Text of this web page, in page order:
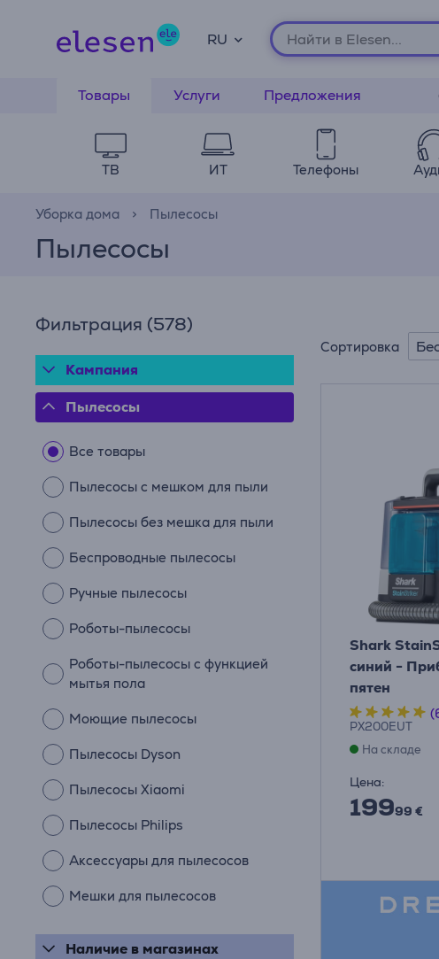
RU
Товары Услуги Предложения
ТВ ИТ Телефоны
Уборка дома Пылесосы
Пылесосы
Фильтрация (578)
Кампания
Пылесосы
Все товары
Пылесосы с мешком для пыли
Пылесосы без мешка для пыли
Беспроводные пылесосы
Ручные пылесосы
Роботы-пылесосы
Роботы-пылесосы с функцией
мытья пола
Моющие пылесосы
Пылесосы Dyson
Пылесосы Xiaomi
Пылесосы Philips
Аксессуары для пылесосов
Мешки для пылесосов
Наличие в магазинах
Сортировка
Shark
синий -
пятен
PX200EUT
На складе
Цена:
19999 €